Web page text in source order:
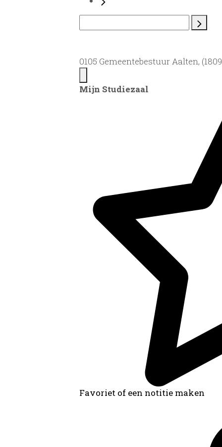
0105 Gemeentebestuur Aalten,
Mijn Studiezaal
Favoriet of een notitie maken